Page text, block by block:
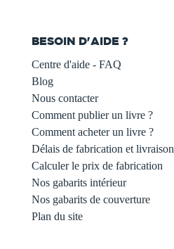
BESOIN D'AIDE ?
Centre d'aide - FAQ
Blog
Nous contacter
Comment publier un livre ?
Comment acheter un livre ?
Délais de fabrication et livraison
Calculer le prix de fabrication
Nos gabarits intérieur
Nos gabarits de couverture
Plan du site